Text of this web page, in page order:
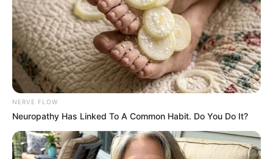
NERVE FLOW
Neuropathy Has Linked To A Common Habit. Do You Do It?